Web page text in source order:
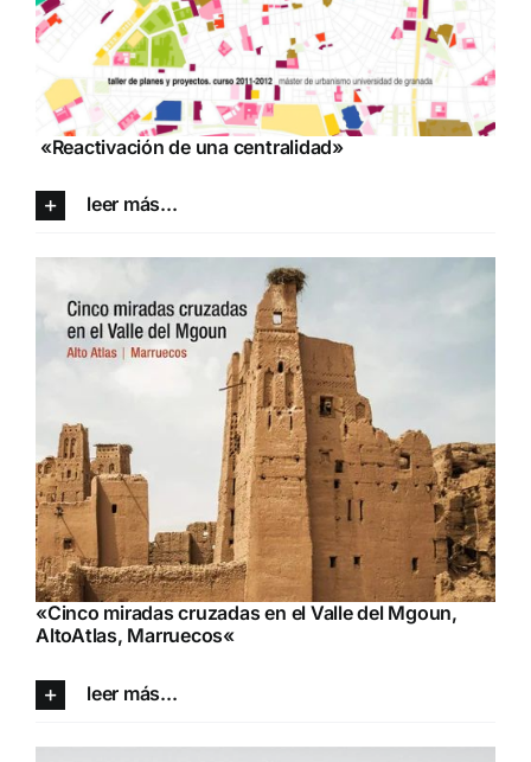
«Reactivación de una centralidad»
leer más...
«Cinco miradas cruzadas en el Valle del Mgoun,
AltoAtlas, Marruecos«
leer más...